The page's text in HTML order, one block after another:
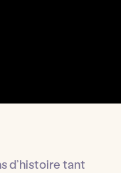
d’histoire tant